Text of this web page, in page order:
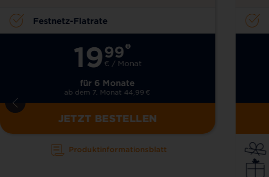
Festnetz-Flatrate
1999
€ / Monat
für 6 Monate
ab dem 7. Monat 44,99 €
JETZT BESTELLEN
Produktinformationsblatt